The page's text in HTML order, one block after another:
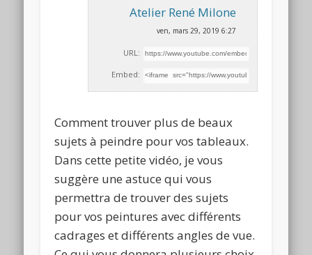
Atelier René Milone
ven, mars 29, 2019 6:27
URL:
Embed:
Comment trouver plus de beaux
sujets à peindre pour vos tableaux.
Dans cette petite vidéo, je vous
suggère une astuce quivous
permettra de trouver des sujets
pour vos peintures avec différents
cadrages et différents angles de vue.